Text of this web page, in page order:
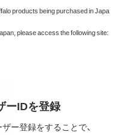
その他の無体財産権に関
規定される条件のもとで
されるものではなく、
ます。
products being purchased in Japa
please access the following site:
ーIDを登録
ー登録をすることで、